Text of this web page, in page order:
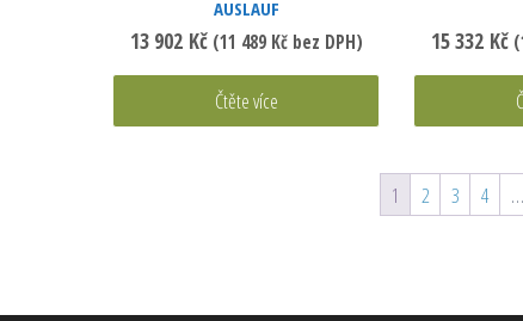
AUSLAUF
13 902 Kč (11 489 Kčbez DPH)
Čtěte více
15 332 Kč (
1 2 3 4 …